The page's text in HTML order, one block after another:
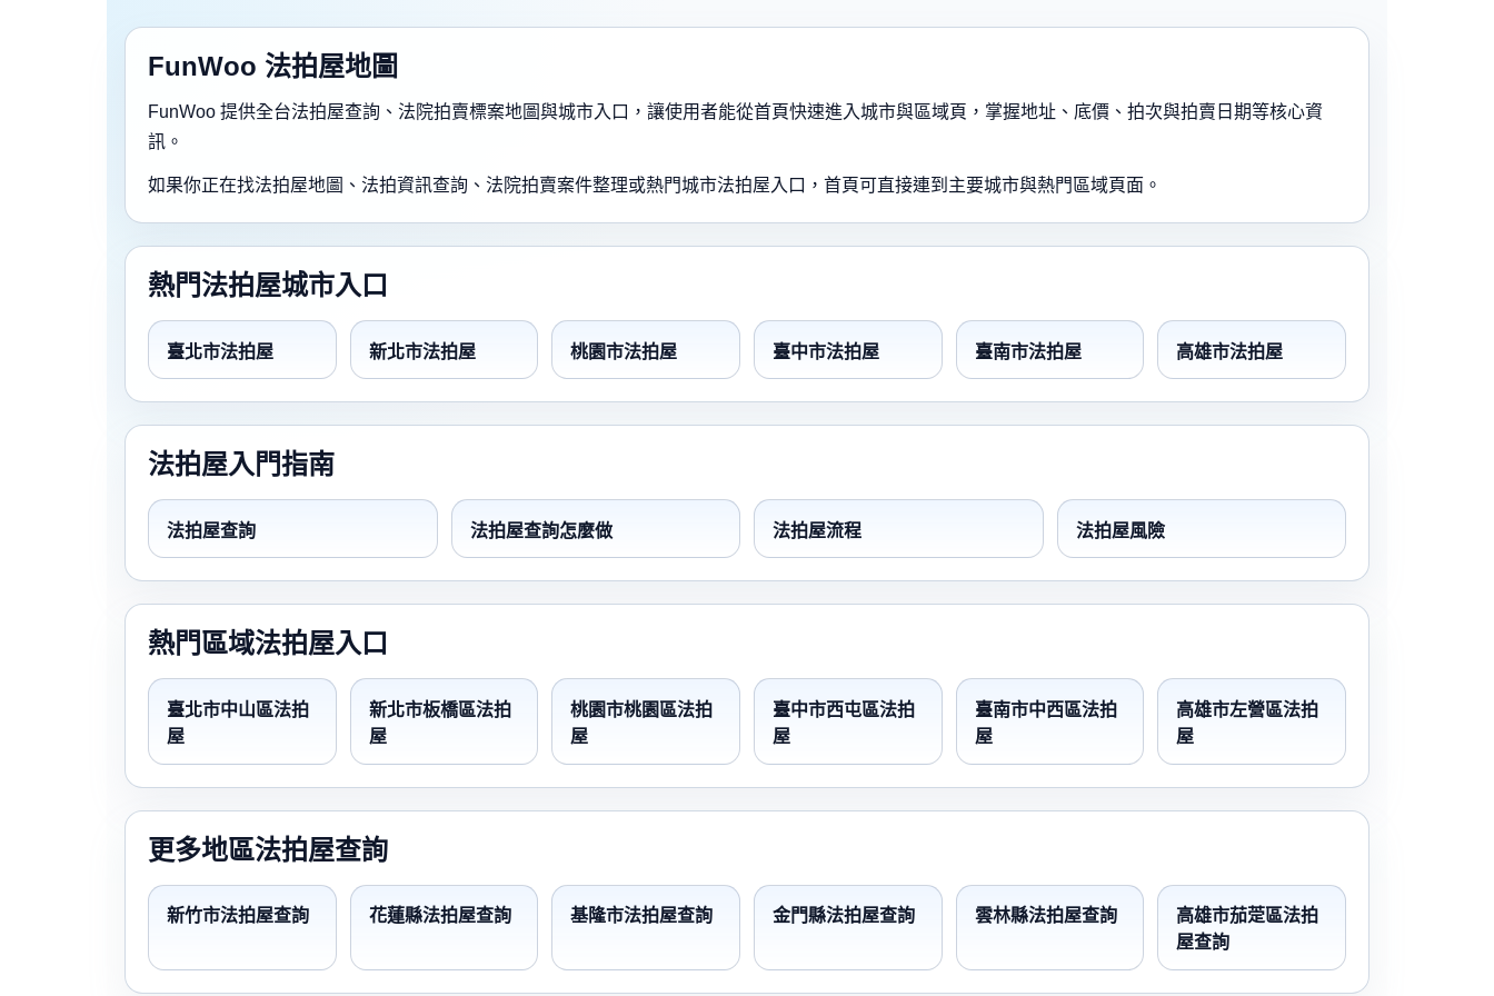
FunWoo 法拍屋地圖
FunWoo 提供全台法拍屋查詢、法院拍賣標案地圖與城市入口，讓使用者能從首頁快速進入城市與區域頁，掌握地址、底價、拍次與拍賣日期等核心資
訊。
如果你正在找法拍屋地圖、法拍資訊查詢、法院拍賣案件整理或熱門城市法拍屋入口，首頁可直接連到主要城市與熱門區域頁面。
熱門法拍屋城市入口
臺北市法拍屋 新北市法拍屋 桃園市法拍屋 臺中市法拍屋 臺南市法拍屋 高雄市法拍屋
法拍屋入門指南
法拍屋查詢 法拍屋查詢怎麼做 法拍屋流程 法拍屋風險
熱門區域法拍屋入口
臺北市中山區法拍
屋
新北市板橋區法拍
屋
桃園市桃園區法拍
屋
臺中市西屯區法拍
屋
臺南市中西區法拍
屋
高雄市左營區法拍
屋
更多地區法拍屋查詢
新竹市法拍屋查詢 花蓮縣法拍屋查詢 基隆市法拍屋查詢 金門縣法拍屋查詢 雲林縣法拍屋查詢
高雄市茄萣區法拍
屋查詢